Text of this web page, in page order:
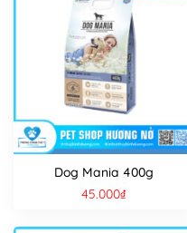
Dog Mania 400g
45.000₫